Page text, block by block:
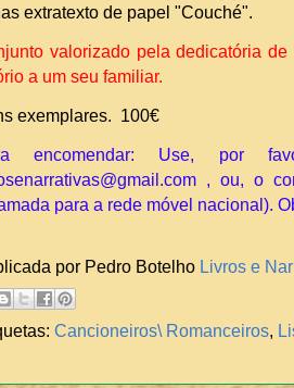
extratexto de papel "Couché".
valorizado pela dedicatória
a um seu familiar.
exemplares. 100€
encomendar: Use, por
, ou, o
para a rede móvel nacional).
por Pedro Botelho Livros e
Cancioneiros\ Romanceiros